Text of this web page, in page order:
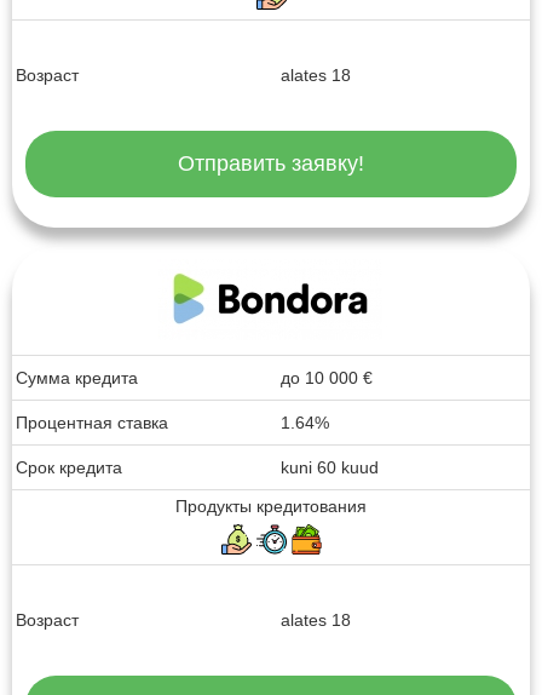
Возраст alates 18
Отправить заявку!
Сумма кредита до 10 000 €
Процентная ставка 1.64%
Срок кредита
kuni 60 kuud
Продукты кредитования
Возраст alates 18